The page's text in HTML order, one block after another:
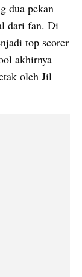
dua pekan
dari fan. Di
top scorer
akhirnya
oleh Jil